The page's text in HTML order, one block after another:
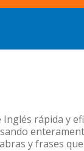
rápida y
y frases